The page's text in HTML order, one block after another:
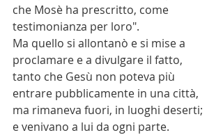
che Mosè ha prescritto, come
testimonianza per loro".
Ma quello si allontanò e si mise a
proclamare e a divulgare il fatto,
tanto che Gesù non poteva più
entrare pubblicamente in una città,
ma rimaneva fuori, in luoghi deserti;
e venivano a lui da ogni parte.